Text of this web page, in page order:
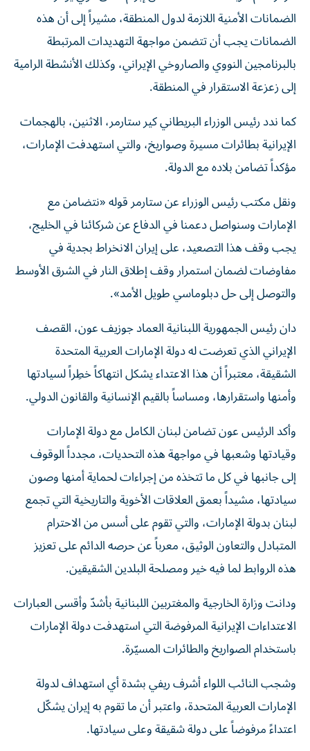
الضمانات الأمنية اللازمة لدول المنطقة، مشيراً إلى أن هذه
الضمانات يجب أن تتضمن مواجهة التهديدات المرتبطة
بالبرنامجين النووي والصاروخي الإيراني، وكذلك الأنشطة الرامية
إلى زعزعة الاستقرار في المنطقة.
كما ندد رئيس الوزراء البريطاني كير ستارمر، الاثنين، بالهجمات
الإيرانية بطائرات مسيرة وصواريخ، والتي استهدفت الإمارات،
مؤكداً تضامن بلاده مع الدولة.
ونقل مكتب رئيس ​الوزراء عن ستارمر قوله «نتضامن مع
الإمارات وسنواصل دعمنا ‌في الدفاع عن شركائنا في الخليج، ​
يجب وقف هذا التصعيد، على إيران الانخراط بجدية في
مفاوضات لضمان استمرار وقف إطلاق النار في الشرق الأوسط
والتوصل إلى حل ​دبلوماسي طويل الأمد».
دان رئيس الجمهورية اللبنانية العماد جوزيف عون، القصف
الإيراني الذي تعرضت له دولة الإمارات العربية المتحدة
الشقيقة، معتبراً أن هذا الاعتداء يشكل انتهاكاً خطِراً لسيادتها
وأمنها واستقرارها، ومساساً بالقيم الإنسانية والقانون الدولي.
وأكد الرئيس عون تضامن لبنان الكامل مع دولة الإمارات
وقيادتها وشعبها في مواجهة هذه التحديات، مجدداً الوقوف
إلى جانبها في كل ما تتخذه من إجراءات لحماية أمنها وصون
سيادتها، مشيداً بعمق العلاقات الأخوية والتاريخية التي تجمع
لبنان بدولة الإمارات، والتي تقوم على أسس من الاحترام
المتبادل والتعاون الوثيق، معرباً عن حرصه الدائم على تعزيز
هذه الروابط لما فيه خير ومصلحة البلدين الشقيقين.
ودانت وزارة الخارجية والمغتربين اللبنانية بأشدّ وأقسى العبارات
الاعتداءات الإيرانية المرفوضة التي استهدفت دولة الإمارات
باستخدام الصواريخ والطائرات المسيّرة.
وشجب النائب اللواء أشرف ريفي بشدة أي استهداف لدولة
الإمارات العربية المتحدة، واعتبر أن ما تقوم به إيران يشكّل
اعتداءً مرفوضاً على دولة شقيقة وعلى سيادتها.